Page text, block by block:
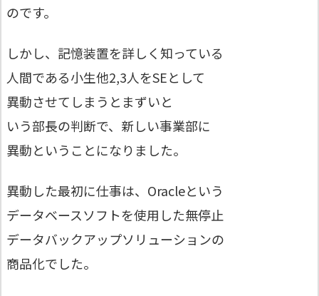
のです。
しかし、記憶装置を詳しく知っている
人間である小生他2,3人をSEとして
異動させてしまうとまずいと
いう部長の判断で、新しい事業部に
異動ということになりました。
異動した最初に仕事は、Oracleという
データベースソフトを使用した無停止
データバックアップソリューションの
商品化でした。